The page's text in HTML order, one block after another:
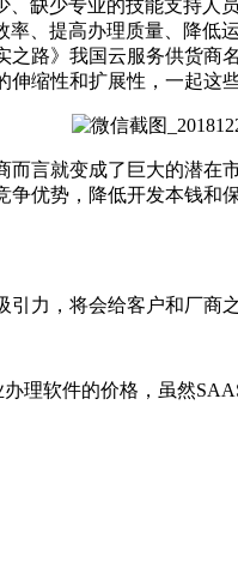
缺少专业的技能支持
、提高办理质量、降低
路》我国云服务供货
缩性和扩展性，一起这
言就变成了巨大的潜在
优势，降低开发本钱
力，将会给客户和厂商之
软件的价格，虽然